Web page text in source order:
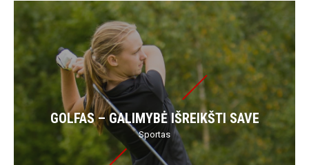
GOLFAS – GALIMYBĖ IŠREIKŠTI SAVE
Sportas